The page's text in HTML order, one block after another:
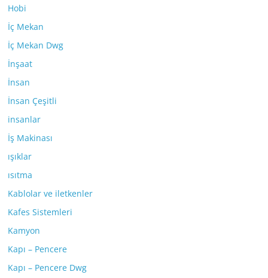
Hobi
İç Mekan
İç Mekan Dwg
İnşaat
İnsan
İnsan Çeşitli
insanlar
İş Makinası
ışıklar
ısıtma
Kablolar ve iletkenler
Kafes Sistemleri
Kamyon
Kapı – Pencere
Kapı – Pencere Dwg